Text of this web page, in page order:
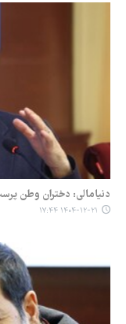
دنیامالی: دختران وطن
۱۴۰۴-۱۲-۲۱ ۱۷:۴۴